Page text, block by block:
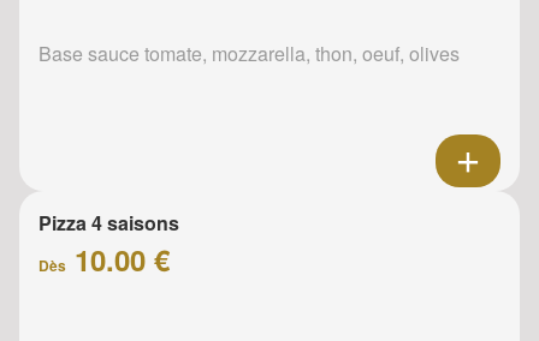
Base sauce tomate, mozzarella, thon, oeuf, olives
Pizza 4 saisons
Dès 10.00 €